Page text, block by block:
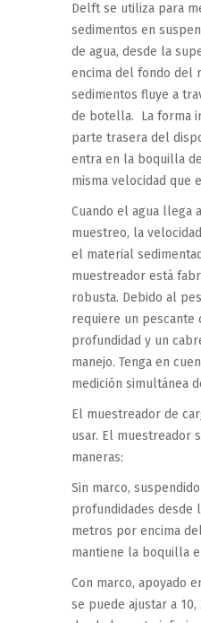
Delft se utiliza para
sedimentos en
de agua, desde la
encima del fondo del
sedimentos fluye a
de botella. La forma
parte trasera del
entra en la boquilla
misma velocidad que
Cuando el agua llega
muestreo, la
el material
muestreador está
robusta. Debido al
requiere un pescante
profundidad y un
manejo. Tenga en
medición simultánea
El muestreador de
usar. El muestreador
maneras:
Sin marco,
profundidades desde
metros por encima
mantiene la boquilla
Con marco, apoyado
se puede ajustar a